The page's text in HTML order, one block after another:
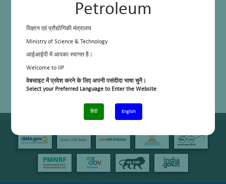
Petroleum
विज्ञान एवं प्रौद्योगिकी मंत्रालय
Ministry of Science & Technology
आईआईपी में आपका स्वागत है।
Welcome to IIP
वेबसाइट में प्रवेश करने के लिए अपनी पसंदीदा भाषा चुनें।
Select your Preferred Language to Enter the Website
हिंदी English